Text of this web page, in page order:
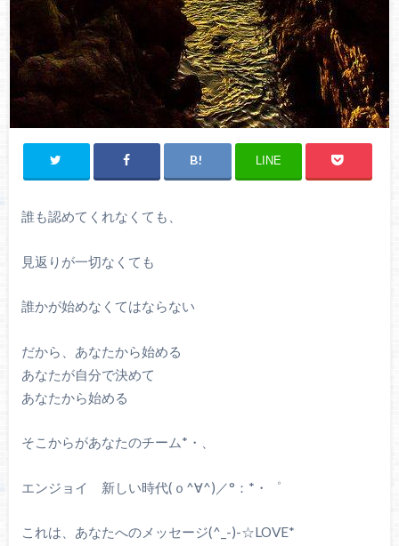
LINE
誰も認めてくれなくても、
見返りが一切なくても
誰かが始めなくてはならない
だから、あなたから始める
あなたが自分で決めて
あなたから始める
そこからがあなたのチーム*・、
エンジョイ 新しい時代(ｏ^∀^)／°：*・゜
これは、あなたへのメッセージ(^_-)-☆LOVE*